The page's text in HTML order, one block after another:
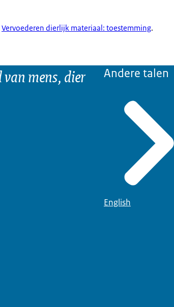
Vervoederen dierlijk materiaal: toestemming.
mens, dier
Andere talen
English